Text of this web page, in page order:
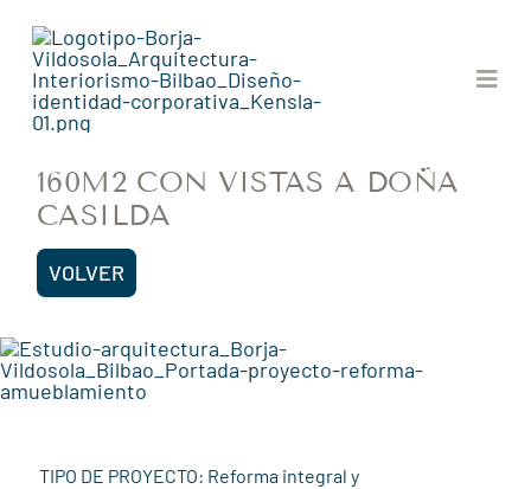
contenido
160M2 CON VISTAS A DOÑA
CASILDA
VOLVER
TIPO DE PROYECTO: Reforma integral y